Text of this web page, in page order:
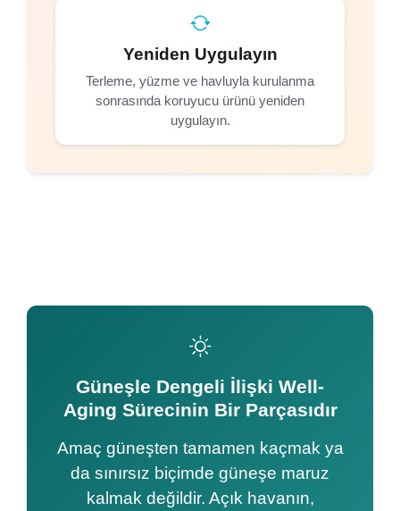
Yeniden Uygulayın
Terleme, yüzme ve havluyla kurulanma
sonrasında koruyucu ürünü yeniden
uygulayın.
Güneşle Dengeli İlişki Well-
Aging Sürecinin Bir Parçasıdır
Amaç güneşten tamamen kaçmak ya
da sınırsız biçimde güneşe maruz
kalmak değildir. Açık havanın,